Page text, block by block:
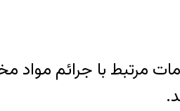
مرتبط با جرائم مواد